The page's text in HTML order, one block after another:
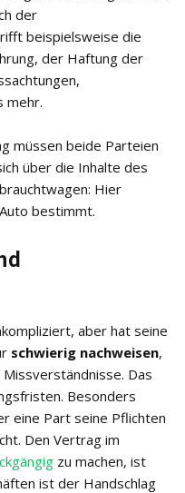
der
beispielsweise die
der Haftung der
mehr.
müssen beide Parteien
über die Inhalte des
Hier
bestimmt.
aber hat seine
schwierig nachweisen,
Das
Besonders
eine Part seine Pflichten
Den Vertrag im
zu machen, ist
ist der Handschlag